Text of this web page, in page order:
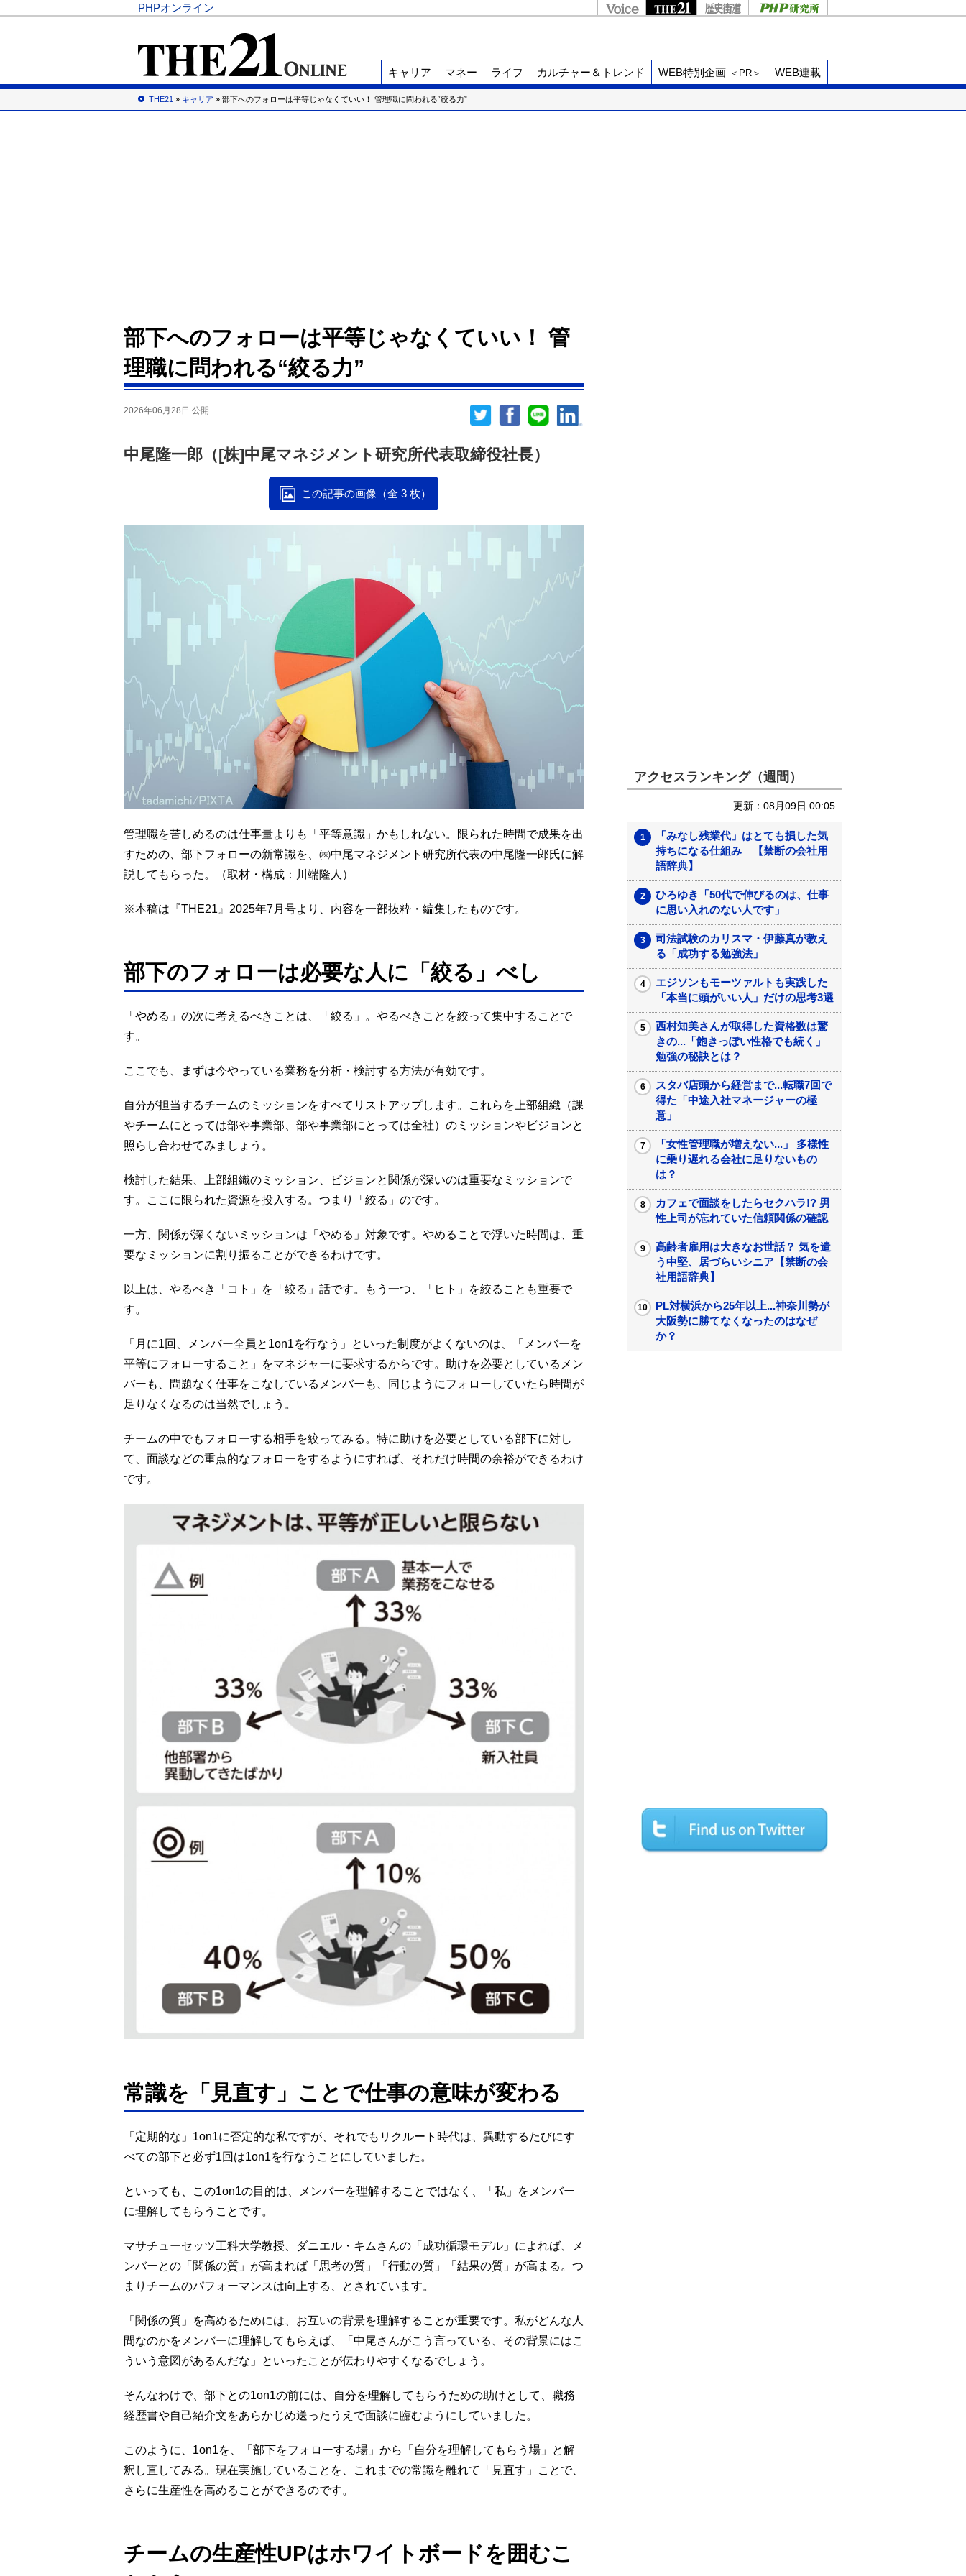
PHPオンライン
キャリア マネー ライフ カルチャー＆トレンド WEB特別企画 ＜PR＞ WEB連載
THE21 » キャリア » 部下へのフォローは平等じゃなくていい！ 管理職に問われる“絞る力”
部下へのフォローは平等じゃなくていい！ 管
理職に問われる“絞る力”
2026年06月28日 公開
中尾隆一郎（[株]中尾マネジメント研究所代表取締役社長）
この記事の画像（全 3 枚）
管理職を苦しめるのは仕事量よりも「平等意識」かもしれない。
限られた時間で成果を出
すための、 部下フォローの新常識を、㈱中尾マネジメント研究所代表の中尾隆一郎氏に解
説してもらった。（取材・構成：川端隆人）
※本稿は『THE21』2025年7月号より、内容を一部抜粋・編集したものです。
部下のフォローは必要な人に「絞る」べし
「やめる」の次に考えるべきことは、「絞る」。やるべきことを絞って集中することで
す。
ここでも、まずは今やっている業務を分析・検討する方法が有効です。
自分が担当するチームのミッションをすべてリストアップします。これらを上部組織（課
やチームにとっては部や事業部、部や事業部にとっては全社）のミッションやビジョンと
照らし合わせてみましょう。
検討した結果、上部組織のミッション、ビジョンと関係が深いのは重要なミッションで
す。ここに限られた資源を投入する。つまり「絞る」のです。
一方、関係が深くないミッションは「やめる」対象です。やめることで浮いた時間は、重
要なミッションに割り振ることができるわけです。
以上は、やるべき「コト」を「絞る」話です。もう一つ、「ヒト」を絞ることも重要で
す。
「月に1回、メンバー全員と1on1を行なう」といった制度がよくないのは、「メンバーを
平等にフォローすること」をマネジャーに要求するからです。助けを必要としているメン
バーも、問題なく仕事をこなしているメンバーも、同じようにフォローしていたら時間が
足りなくなるのは当然でしょう。
チームの中でもフォローする相手を絞ってみる。特に助けを必要としている部下に対し
て、面談などの重点的なフォローをするようにすれば、それだけ時間の余裕ができるわけ
です。
常識を「見直す」ことで仕事の意味が変わる
「定期的な」1on1に否定的な私ですが、それでもリクルート時代は、異動するたびにす
べての部下と必ず1回は1on1を行なうことにしていました。
といっても、この1on1の目的は、メンバーを理解することではなく、「私」をメンバー
に理解してもらうことです。
マサチューセッツ工科大学教授、ダニエル・キムさんの「成功循環モデル」によれば、メ
ンバーとの「関係の質」が高まれば「思考の質」「行動の質」「結果の質」が高まる。つ
まりチームのパフォーマンスは向上する、とされています。
「関係の質」を高めるためには、お互いの背景を理解することが重要です。私がどんな人
間なのかをメンバーに理解してもらえば、「中尾さんがこう言っている、その背景にはこ
ういう意図があるんだな」といったことが伝わりやすくなるでしょう。
そんなわけで、部下との1on1の前には、自分を理解してもらうための助けとして、職務
経歴書や自己紹介文をあらかじめ送ったうえで面談に臨むようにしていました。
このように、1on1を、「部下をフォローする場」から「自分を理解してもらう場」と解
釈し直してみる。現在実施していることを、これまでの常識を離れて「見直す」ことで、
さらに生産性を高めることができるのです。
チームの生産性UPはホワイトボードを囲むこ
アクセスランキング（週間）
更新：08月09日 00:05
「みなし残業代」はとても損した気
持ちになる仕組み 【禁断の会社用
語辞典】
ひろゆき「50代で伸びるのは、仕事
に思い入れのない人です」
司法試験のカリスマ・伊藤真が教え
る「成功する勉強法」
エジソンもモーツァルトも実践した
「本当に頭がいい人」だけの思考3選
西村知美さんが取得した資格数は驚
きの...「飽きっぽい性格でも続く」
勉強の秘訣とは？
スタバ店頭から経営まで...転職7回で
得た「中途入社マネージャーの極
意」
「女性管理職が増えない...」 多様性
に乗り遅れる会社に足りないもの
は？
カフェで面談をしたらセクハラ!? 男
性上司が忘れていた信頼関係の確認
高齢者雇用は大きなお世話？ 気を遣
う中堅、居づらいシニア【禁断の会
社用語辞典】
PL対横浜から25年以上...神奈川勢が
大阪勢に勝てなくなったのはなぜ
か？